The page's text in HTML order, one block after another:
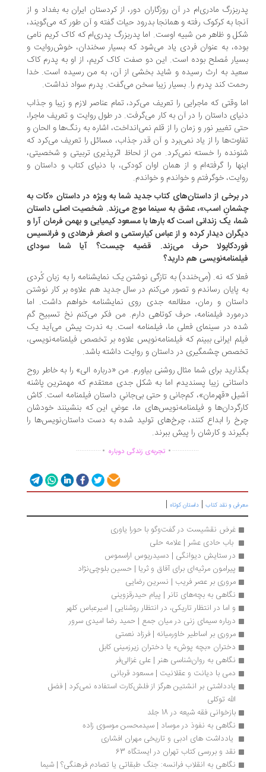
مادری‌ام در آن روزگاران دور، از کردستان ایران به بغداد و از
به کرکوک رفته و همانجا بدرود حیات گفته و آن طور که می‌گویند،
و ظاهر من شبیه اوست. اما پدربزرگ پدری‌ام که کاک کریم نامی
به عنوان فردی یاد می‌شود که بسیار سخندان، خوش‌روایت و
مُصلح بوده است. این دو صفت کاک کریم، از او به پدرم کاک
به ارث رسیده و شاید بخشی از آن، به من رسیده است. خدا
کند پدرم را. بسیار زیبا سخن می‌گفت. پدرم سواد نداشت.
وقتی که ماجرایی را تعریف می‌کرد، تمام عناصر لازم و زیبا و جذاب
داستان را در آن به کار می‌گرفت. در طول روایت و تعریف ماجرا،
تغییر نور و زمان را از قلم نمی‌انداخت، اشاره به رنگ‌ها و الحان و
را از یاد نمی‌برد و آن قدر جذاب، مسائل را تعریف می‌کرد که
را خسته نمی‌کرد. من از لحاظ اثرپذیری تربیتی و شخصیتی،
را گرفته‌ام و از همان اوان کودکی، با دنیای کتاب و داستان و
خوگرفتم و خواندم و خواندم.
برخی از داستان‌های کتاب جدید شما به ویژه در داستان «کات به
اسب»، عشق به سینما موج می‌زند. شخصیت اصلی داستان
یک زندانی است که بارها با مسعود کیمیایی و بهمن فرمان آرا و
دیدار کرده و از عباس کیارستمی و اصغر فرهادی و فرانسیس
حرف می‌زند. قضیه چیست؟ آیا شما سودای
هم دارید؟
که نه. (می‌خندد) به تازگی نوشتن یک نمایشنامه را به زبان کُردی
پایان رساندم و تصور می‌کنم در سال جدید هم علاوه بر کار نوشتن
و رمان، مطالعه‌ جدی روی نمایشنامه خواهم داشت. اما
فیلمنامه، حرف کوتاهی دارم. من فکر می‌کنم نخ تسبیح گم
در سینمای فعلی ما، فیلمنامه است. به ندرت پیش می‌آید یک
ایرانی ببینم که فیلمنامه‌نویس علاوه بر تخصص فیلمنامه‌نویسی،
چشمگیری در داستان و روایت داشته باشد.
برای شما مثال روشنی بیاورم. من «درباره‌ الی» را به خاطر روح
زیبا پسندیدم اما به شکل جدی معتقدم که مهمترین پاشنه
«قهرمان»، کم‌جانی و حتی بی‌جانیِ داستان فیلمنامه است. کاش
و فیلمنامه‌نویس‌های ما، عوضِ این که بنشینند خودشان
را ابداع کنند، چرخ‌های تولید شده به دست داستان‌نویس‌ها را
و کارشان را پیش ببرند.
...............
. تجربه‌ی زندگی دوباره.
..............
و نقد کتاب|داستان کوتاه|
غرض نقشیست در گفت‌وگو با حورا یاوری
باب حادی عشر | علامه حلی
در ستایش دیوانگی | دسیدریوس اراسموس
پیرامون مرثیه‌ای برای آفاق و ثریا | حسین بلوچی‌نژاد
مروری بر عصر فریب | نسرین رضایی
نگاهی به بچه‌های تانر | پیام حیدرقزوینی
و اما در انتظار تاریکی، در انتظار روشنایی | امیرعباس کلهر
درباره سیمای زنی در میان جمع | حمید رضا امیدی سرور
مروری بر اساطیر خاورمیانه | فرزاد نعمتی
دختران «بچه پوش» یا دختران زیرزمینی کابل
نگاهی به روان‌شناسی هنر | علی غزالی‌فر
دمی با دیانت و عقلانیت | مسعود قربانی
یادداشتی بر انشتین هرگز از فلش‌کارت استفاده نمی‌کرد | فضل
الله توکلی
بازخوانی فقه شیعه در 18 جلد
نگاهی به نفوذ در موساد | سیدمحسن موسوی زاده
یادداشت ‌های ادبی و تاریخی مهران افشاری
نقد و بررسی کتاب تهران در ایستگاه 63
نگاهی به انقلاب فرانسه: جنگ طبقاتی یا تصادم فرهنگی؟ | شیما